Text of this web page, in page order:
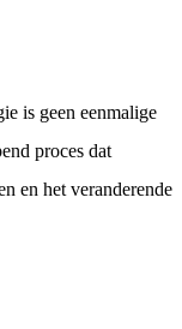
is geen eenmalige
proces dat
en het veranderende